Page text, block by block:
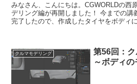
みなさん、こんにちは。CGWORLDの西原です。 今日
デリング編が再開しました！ 今までの講義でタイヤのモデリングが
完了したので、作成したタイヤをボディ
クルマモデリング
第56回：ク
～ボディ